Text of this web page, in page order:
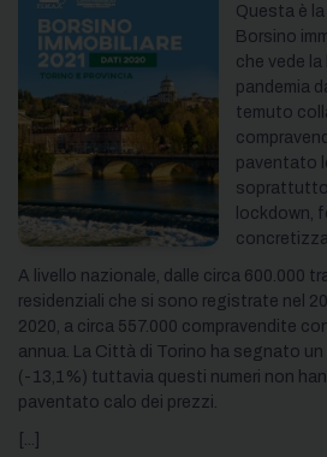
Questa è
Borsino
che vede
pandemia
temuto
paventato
soprattutto
lockdown,
A livello nazionale, dalle circa 600.000
residenziali che si sono registrate nel
2020, a circa 557.000 compravendite
annua. La Città di Torino ha segnato
(-13,1%) tuttavia questi numeri non
paventato calo dei prezzi.
[...]